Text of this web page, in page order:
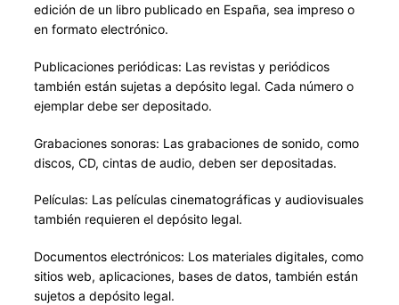
edición de un libro publicado en España, sea impreso o
en formato electrónico.
Publicaciones periódicas: Las revistas y periódicos
también están sujetas a depósito legal. Cada número o
ejemplar debe ser depositado.
Grabaciones sonoras: Las grabaciones de sonido, como
discos, CD, cintas de audio, deben ser depositadas.
Películas: Las películas cinematográficas y audiovisuales
también requieren el depósito legal.
Documentos electrónicos: Los materiales digitales, como
sitios web, aplicaciones, bases de datos, también están
sujetos a depósito legal.